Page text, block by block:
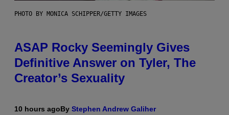
PHOTO BY MONICA SCHIPPER/GETTY IMAGES
ASAP Rocky Seemingly Gives
Definitive Answer on Tyler, The
Creator’s Sexuality
10 hours agoBy Stephen Andrew Galiher